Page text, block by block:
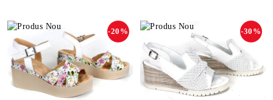
-20% -30%